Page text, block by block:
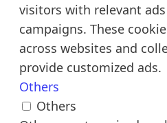
visitors with relevant
campaigns. These
across websites and
provide customized ads.
Others
Others